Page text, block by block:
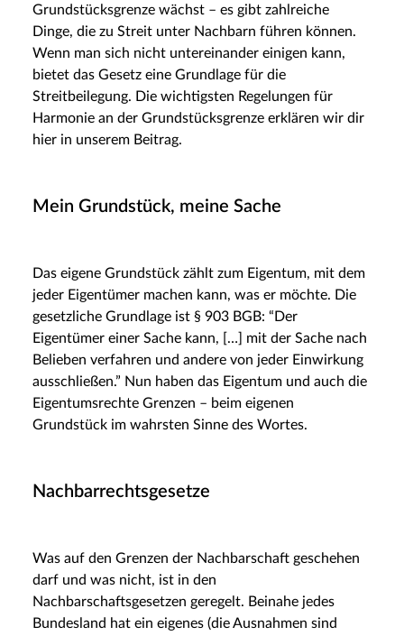
Grundstücksgrenze wächst – es gibt zahlreiche
Dinge, die zu Streit unter Nachbarn führen können.
Wenn man sich nicht untereinander einigen kann,
bietet das Gesetz eine Grundlage für die
Streitbeilegung. Die wichtigsten Regelungen für
Harmonie an der Grundstücksgrenze erklären wir dir
hier in unserem Beitrag.
Mein Grundstück, meine Sache
Das eigene Grundstück zählt zum Eigentum, mit dem
jeder Eigentümer machen kann, was er möchte. Die
gesetzliche Grundlage ist § 903 BGB: “Der
Eigentümer einer Sache kann, […] mit der Sache nach
Belieben verfahren und andere von jeder Einwirkung
ausschließen.” Nun haben das Eigentum und auch die
Eigentumsrechte Grenzen – beim eigenen
Grundstück im wahrsten Sinne des Wortes.
Nachbarrechtsgesetze
Was auf den Grenzen der Nachbarschaft geschehen
darf und was nicht, ist in den
Nachbarschaftsgesetzen geregelt. Beinahe jedes
Bundesland hat ein eigenes (die Ausnahmen sind